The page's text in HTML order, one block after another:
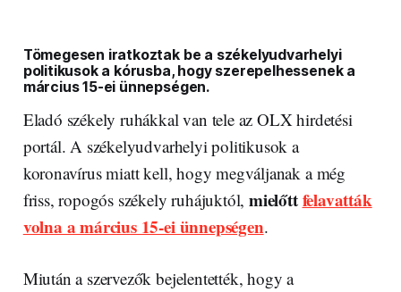
Tömegesen iratkoztak be a székelyudvarhelyi
politikusok a kórusba, hogy szerepelhessenek a
március 15-ei ünnepségen.
Eladó székely ruhákkal van tele az OLX hirdetési
portál. A székelyudvarhelyi politikusok a
koronavírus miatt kell, hogy megváljanak a még
friss, ropogós székely ruhájuktól, mielőttfelavatták
volna a március 15-ei ünnepségen.
Miután a szervezők bejelentették, hogy a